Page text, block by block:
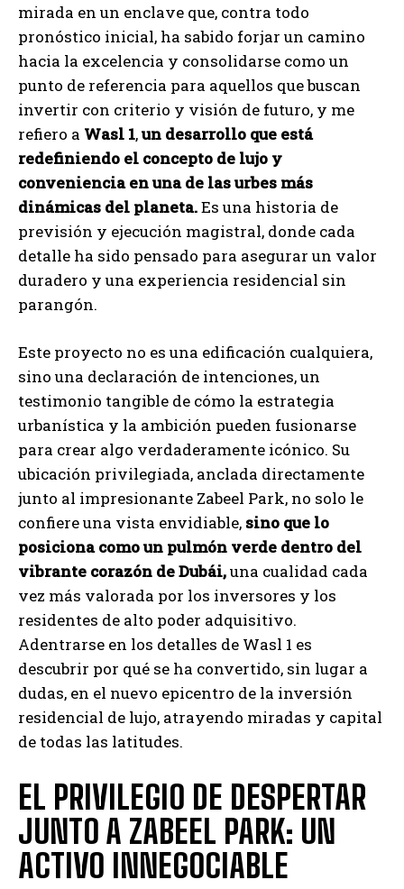
mirada en un enclave que, contra todo
pronóstico inicial, ha sabido forjar un camino
hacia la excelencia y consolidarse como un
punto de referencia para aquellos que buscan
invertir con criterio y visión de futuro, y me
refiero a Wasl 1,un desarrollo que está
redefiniendo el concepto de lujo y
conveniencia en una de las urbes más
dinámicas del planeta.Es una historia de
previsión y ejecución magistral, donde cada
detalle ha sido pensado para asegurar un valor
duradero y una experiencia residencial sin
parangón.
Este proyecto no es una edificación cualquiera,
sino una declaración de intenciones, un
testimonio tangible de cómo la estrategia
urbanística y la ambición pueden fusionarse
para crear algo verdaderamente icónico. Su
ubicación privilegiada, anclada directamente
junto al impresionante Zabeel Park, no solo le
confiere una vista envidiable, sino que lo
posiciona como un pulmón verde dentro del
vibrante corazón de Dubái,una cualidad cada
vez más valorada por los inversores y los
residentes de alto poder adquisitivo.
Adentrarse en los detalles de Wasl 1 es
descubrir por qué se ha convertido, sin lugar a
dudas, en el nuevo epicentro de la inversión
residencial de lujo, atrayendo miradas y capital
de todas las latitudes.
EL PRIVILEGIO DE DESPERTAR
JUNTO A ZABEEL PARK: UN
ACTIVO INNEGOCIABLE